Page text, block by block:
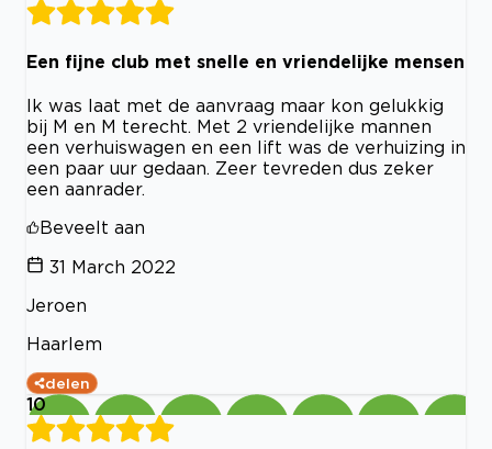
Een fijne club met snelle en vriendelijke mensen
Ik was laat met de aanvraag maar kon gelukkig
bij M en M terecht. Met 2 vriendelijke mannen
een verhuiswagen en een lift was de verhuizing in
een paar uur gedaan. Zeer tevreden dus zeker
een aanrader.
Beveelt aan
31 March 2022
Jeroen
Haarlem
delen
10